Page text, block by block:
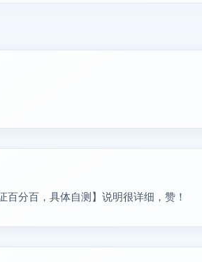
分百，具体自测】说明很详细，赞！